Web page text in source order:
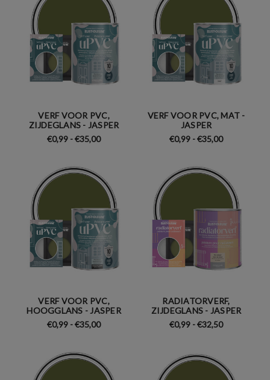
VERF VOOR PVC,
ZIJDEGLANS - JASPER
€0,99 - €35,00
VERF VOOR PVC, MAT -
JASPER
€0,99 - €35,00
VERF VOOR PVC,
HOOGGLANS - JASPER
€0,99 - €35,00
RADIATORVERF,
ZIJDEGLANS - JASPER
€0,99 - €32,50